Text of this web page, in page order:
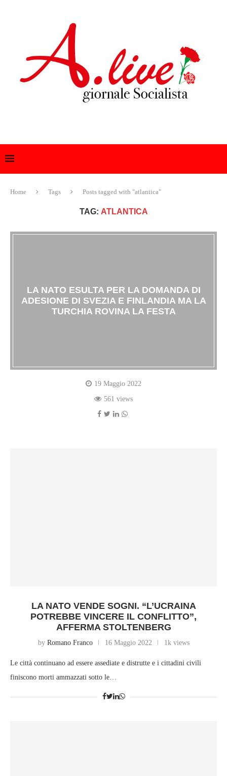
Home Tags Posts tagged with "atlantica"
TAG: ATLANTICA
LA NATO ESULTA PER LA DOMANDA DI
ADESIONE DI SVEZIA E FINLANDIA MA LA
TURCHIA ROVINA LA FESTA
19 Maggio 2022
561 views
LA NATO VENDE SOGNI. “L’UCRAINA
POTREBBE VINCERE IL CONFLITTO”,
AFFERMA STOLTENBERG
by Romano Franco 16 Maggio 2022 1k views
Le città continuano ad essere assediate e distrutte e i cittadini civili
finiscono morti ammazzati sotto le…